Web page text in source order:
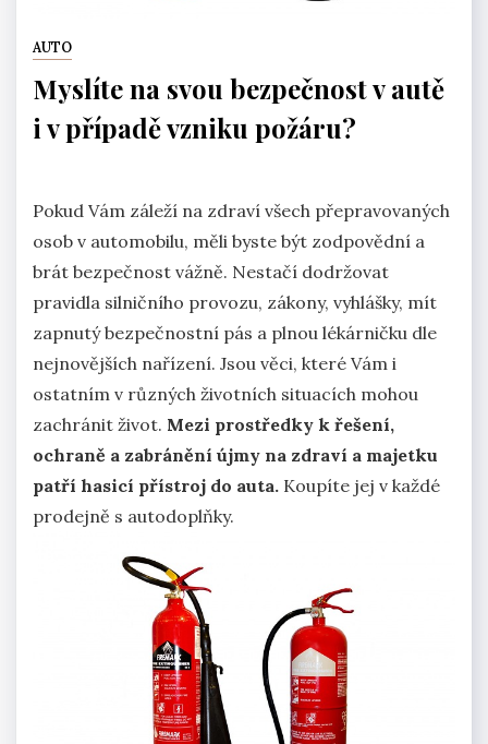
AUTO
Myslíte na svou bezpečnost v autě
i v případě vzniku požáru?
Pokud Vám záleží na zdraví všech přepravovaných
osob v automobilu, měli byste být zodpovědní a
brát bezpečnost vážně. Nestačí dodržovat
pravidla silničního provozu, zákony, vyhlášky, mít
zapnutý bezpečnostní pás a plnou lékárničku dle
nejnovějších nařízení. Jsou věci, které Vám i
ostatním v různých životních situacích mohou
zachránit život. Mezi prostředky k řešení,
ochraně a zabránění újmy na zdraví a majetku
patří hasicí přístroj do auta. Koupíte jej v každé
prodejně s autodoplňky.